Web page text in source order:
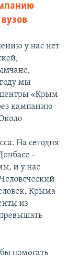
у нас нет
мы
центры «Крым
кампанию
На сегодня
–
и у нас
Крыма
из
помогать